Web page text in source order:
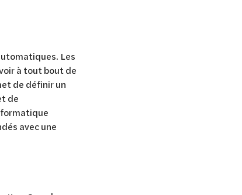
Les
à tout bout de
de définir un
de
avec une